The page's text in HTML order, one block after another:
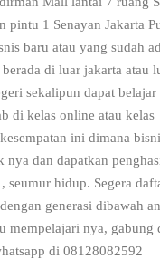
pintu 1 Senayan Jakarta
baru atau yang sudah
di luar jakarta atau
sekalipun dapat belajar
di kelas online atau kelas
ini dimana
nya dan dapatkan
seumur hidup. Segera
generasi dibawah
mempelajari nya, gabung
di 08128082592